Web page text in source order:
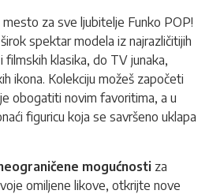
za sve ljubitelje Funko POP!
spektar modela iz najrazličitijih
filmskih klasika, do TV junaka,
ikona. Kolekciju možeš započeti
obogatiti novim favoritima, a u
figuricu koja se savršeno uklapa
mogućnosti za
omiljene likove, otkrijte nove